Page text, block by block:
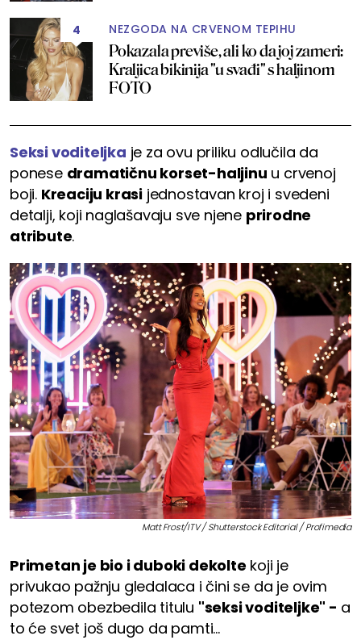
4 NEZGODA NA CRVENOM TEPIHU
Pokazala previše, ali ko da joj zameri:
Kraljica bikinija "u svađi" s haljinom
FOTO
Seksi voditeljka je za ovu priliku odlučila da
ponese dramatičnu korset-haljinu u crvenoj
boji. Kreaciju krasi jednostavan kroj i svedeni
detalji, koji naglašavaju sve njene prirodne
atribute.
Matt Frost/ITV / Shutterstock Editorial / Profimedia
Primetan je bio i duboki dekolte koji je
privukao pažnju gledalaca i čini se da je ovim
potezom obezbedila titulu "seksi voditeljke" - a
to će svet još dugo da pamti...